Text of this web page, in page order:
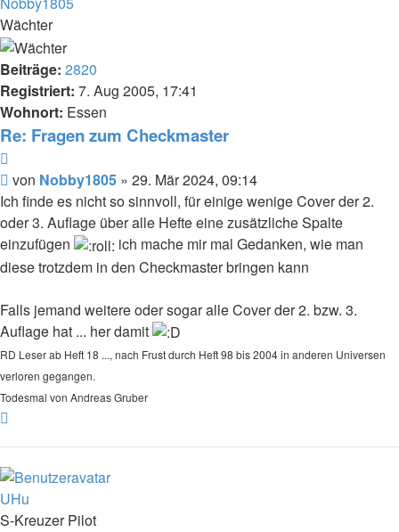
Wächter
Beiträge: 2820
Registriert: 7. Aug 2005, 17:41
Wohnort: Essen
Re: Fragen zum Checkmaster
Beitrag
von Nobby1805 » 29. Mär 2024, 09:14
Ich finde es nicht so sinnvoll, für einige wenige Cover der 2.
oder 3. Auflage über alle Hefte eine zusätzliche Spalte
einzufügen
ich mache mir mal Gedanken, wie man
diese trotzdem in den Checkmaster bringen kann
Falls jemand weitere oder sogar alle Cover der 2. bzw. 3.
Auflage hat ... her damit
RD Leser ab Heft 18 ..., nach Frust durch Heft 98 bis 2004 in anderen Universen
verloren gegangen.
Todesmal von Andreas Gruber
UHu
S-Kreuzer Pilot